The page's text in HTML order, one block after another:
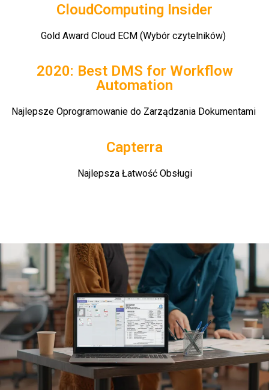
CloudComputing Insider
Gold Award Cloud ECM (Wybór czytelników)
2020: Best DMS for Workflow
Automation
Najlepsze Oprogramowanie do Zarządzania Dokumentami
Capterra
Najlepsza Łatwość Obsługi